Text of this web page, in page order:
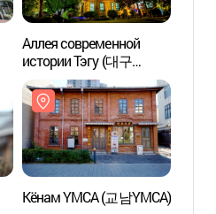
Аллея современной
истории Тэгу (대구
근대골목)
Кёнам YMCA (교남YMCA)